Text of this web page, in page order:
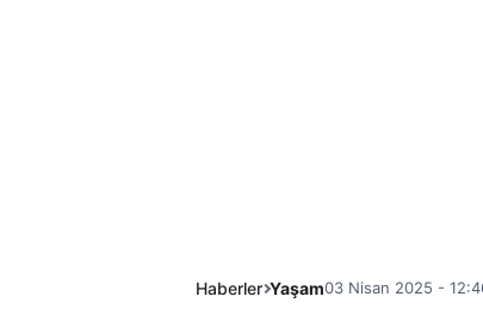
Haberler Yaşam03 Nisan 2025 -